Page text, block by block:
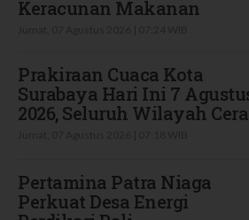
Keracunan Makanan
Prakiraan Cuaca Kota
Surabaya Hari Ini 7
2026, Seluruh Wilayah
Pertamina Patra Niaga
Perkuat Desa Energi